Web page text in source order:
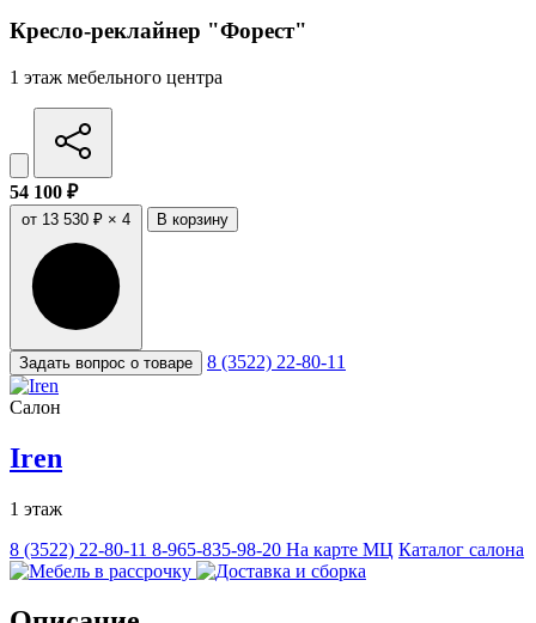
Кресло-реклайнер "Форест"
1 этаж мебельного центра
54 100 ₽
от 13 530 ₽ × 4 В корзину
Задать вопрос о товаре 8 (3522) 22-80-11
Салон
Iren
1 этаж
8 (3522) 22-80-11 8-965-835-98-20 На карте МЦ Каталог салона